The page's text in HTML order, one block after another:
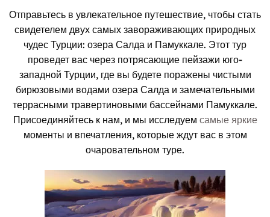
Отправьтесь в увлекательное путешествие, чтобы стать
свидетелем двух самых завораживающих природных
чудес Турции: озера Салда и Памуккале. Этот тур
проведет вас через потрясающие пейзажи юго-
западной Турции, где вы будете поражены чистыми
бирюзовыми водами озера Салда и замечательными
террасными травертиновыми бассейнами Памуккале.
Присоединяйтесь к нам, и мы исследуем самые яркие
моменты и впечатления, которые ждут вас в этом
очаровательном туре.